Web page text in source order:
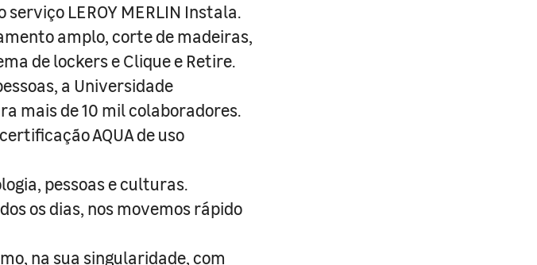
serviço LEROY MERLIN Instala.
amplo, corte de madeiras,
de lockers e Clique e Retire.
a Universidade
mais de 10 mil colaboradores.
AQUA de uso
pessoas e culturas.
os dias, nos movemos rápido
na sua singularidade, com